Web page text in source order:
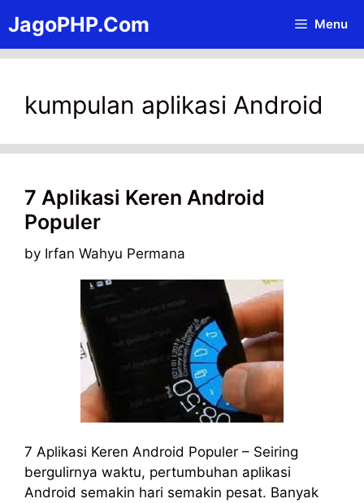
to
content
JagoPHP.Com Menu
kumpulan aplikasi Android
7 Aplikasi Keren Android
Populer
by Irfan Wahyu Permana
7 Aplikasi Keren Android Populer – Seiring
bergulirnya waktu, pertumbuhan aplikasi
Android semakin hari semakin pesat. Banyak